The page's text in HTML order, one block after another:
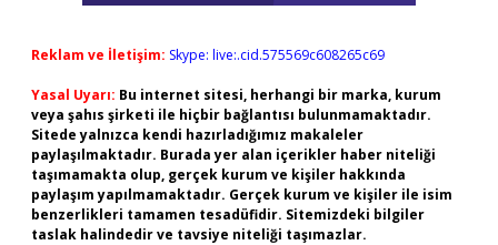
Reklam ve İletişim: Skype: live:.cid.575569c608265c69
Yasal Uyarı: Bu internet sitesi, herhangi bir marka, kurum
veya şahıs şirketi ile hiçbir bağlantısı bulunmamaktadır.
Sitede yalnızca kendi hazırladığımız makaleler
paylaşılmaktadır. Burada yer alan içerikler haber niteliği
taşımamakta olup, gerçek kurum ve kişiler hakkında
paylaşım yapılmamaktadır. Gerçek kurum ve kişiler ile isim
benzerlikleri tamamen tesadüfidir. Sitemizdeki bilgiler
taslak halindedir ve tavsiye niteliği taşımazlar.